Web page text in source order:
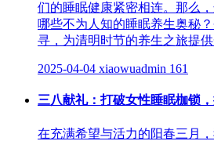
们的睡眠健康紧密相连。那么
哪些不为人知的睡眠养生奥秘
寻，为清明时节的养生之旅提
2025-04-04 xiaowuadmin 161
三八献礼：打破女性睡眠枷锁
在充满希望与活力的阳春三月